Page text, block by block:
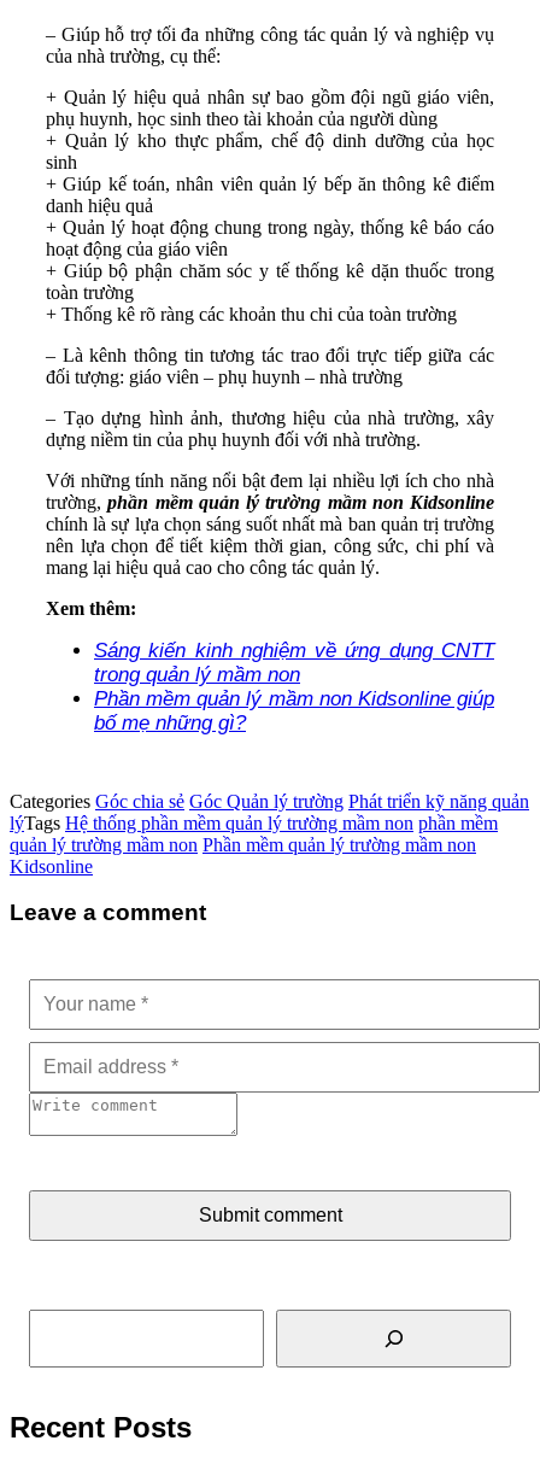
– Giúp hỗ trợ tối đa những công tác quản lý và nghiệp vụ
của nhà trường, cụ thể:
+ Quản lý hiệu quả nhân sự bao gồm đội ngũ giáo viên,
phụ huynh, học sinh theo tài khoản của người dùng
+ Quản lý kho thực phẩm, chế độ dinh dưỡng của học
sinh
+ Giúp kế toán, nhân viên quản lý bếp ăn thông kê điểm
danh hiệu quả
+ Quản lý hoạt động chung trong ngày, thống kê báo cáo
hoạt động của giáo viên
+ Giúp bộ phận chăm sóc y tế thống kê dặn thuốc trong
toàn trường
+ Thống kê rõ ràng các khoản thu chi của toàn trường
– Là kênh thông tin tương tác trao đổi trực tiếp giữa các
đối tượng: giáo viên – phụ huynh – nhà trường
– Tạo dựng hình ảnh, thương hiệu của nhà trường, xây
dựng niềm tin của phụ huynh đối với nhà trường.
Với những tính năng nổi bật đem lại nhiều lợi ích cho nhà
trường,phần mềm quản lý trường mầm non Kidsonline
chính là sự lựa chọn sáng suốt nhất mà ban quản trị trường
nên lựa chọn để tiết kiệm thời gian, công sức, chi phí và
mang lại hiệu quả cao cho công tác quản lý.
Xem thêm:
Sáng kiến kinh nghiệm về ứng dụng CNTT
trong quản lý mầm non
Phần mềm quản lý mầm non Kidsonline giúp
bố mẹ những gì?
Categories Góc chia sẻ Góc Quản lý trường Phát triển kỹ năng quản
lýTags Hệ thống phần mềm quản lý trường mầm non phần mềm
quản lý trường mầm non Phần mềm quản lý trường mầm non
Kidsonline
Leave a comment
Submit comment
Tìm kiếm
Recent Posts